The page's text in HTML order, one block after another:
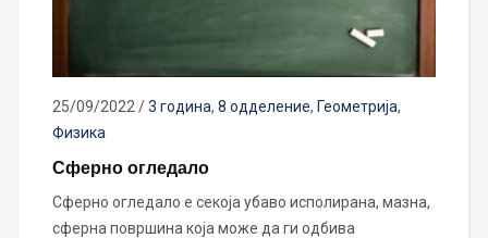
25/09/2022 /3 година, 8 одделение, Геометрија,
Физика
Сферно огледало
Сферно огледало е секоја убаво исполирана, мазна,
сферна површина која може да ги одбива